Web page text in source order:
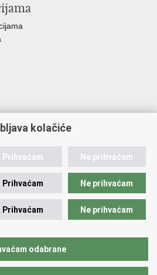
točka za Republiku Hrvatsku
kolačiće
Prihvaćam Ne prihvaćam
Prihvaćam Ne prihvaćam
Prihvaćam Ne prihvaćam
odabrane